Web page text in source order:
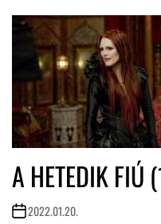
A HETEDIK FIÚ
2022.01.20.